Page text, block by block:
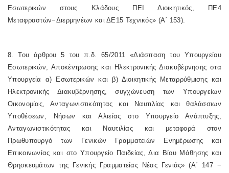
Εσωτερικών στους Κλάδους ΠΕΙ Διοικητικός, ΠΕ4
Μεταφραστών−Διερμηνέων και ΔΕ15 Τεχνικός» (Α΄ 153).
8. Του άρθρου 5 του π.δ. 65/2011 «Διάσπαση του Υπουργείου
Εσωτερικών, Αποκέντρωσης και Ηλεκτρονικής Διακυβέρνησης στα
Υπουργεία α) Εσωτερικών και β) Διοικητικής Μεταρρύθμισης και
Ηλεκτρονικής Διακυβέρνησης, συγχώνευση των Υπουργείων
Οικονομίας, Ανταγωνιστικότητας και Ναυτιλίας και θαλάσσιων
Υποθέσεων, Νήσων και Αλιείας στο Υπουργείο Ανάπτυξης,
Ανταγωνιστικότητας και Ναυτιλίας και μεταφορά στον
Πρωθυπουργό των Γενικών Γραμματειών Ενημέρωσης και
Επικοινωνίας και στο Υπουργείο Παιδείας, Δια Βίου Μάθησης και
Θρησκευμάτων της Γενικής Γραμματείας Νέας Γενιάς» (Α΄ 147 −